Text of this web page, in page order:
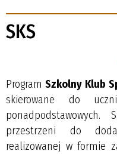
SKS
Program Szkolny Klub
skierowane do
przestrzeni do
realizowanej w formie